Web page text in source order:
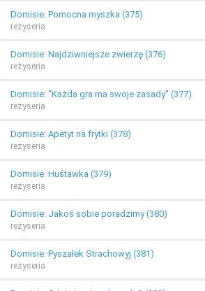
Domisie: Pomocna myszka (375)
reżyseria
Domisie: Najdziwniejsze zwierzę (376)
reżyseria
Domisie: "Każda gra ma swoje zasady" (377)
reżyseria
Domisie: Apetyt na frytki (378)
reżyseria
Domisie: Huśtawka (379)
reżyseria
Domisie: Jakoś sobie poradzimy (380)
reżyseria
Domisie: Pyszałek Strachowyj (381)
reżyseria